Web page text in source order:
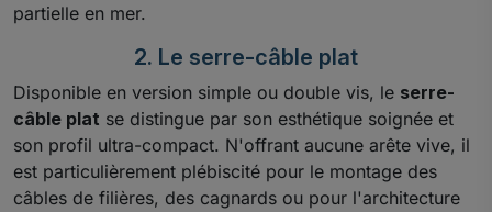
partielle en mer.
2. Le serre-câble plat
Disponible en version simple ou double vis, le serre-
câble plat se distingue par son esthétique soignée et
son profil ultra-compact. N'offrant aucune arête vive, il
est particulièrement plébiscité pour le montage des
câbles de filières, des cagnards ou pour l'architecture